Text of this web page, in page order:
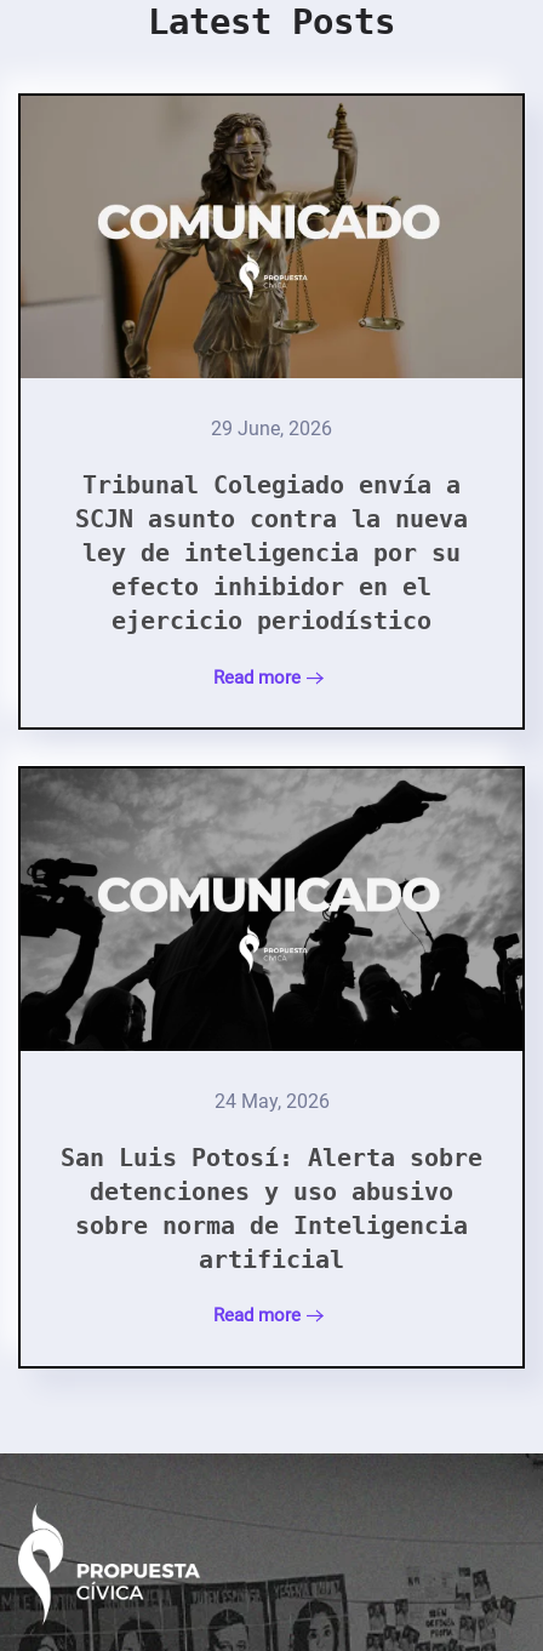
Latest Posts
29 June, 2026
Tribunal Colegiado envía a
SCJN asunto contra la nueva
ley de inteligencia por su
efecto inhibidor en el
ejercicio periodístico
Read more
24 May, 2026
San Luis Potosí: Alerta sobre
detenciones y uso abusivo
sobre norma de Inteligencia
artificial
Read more